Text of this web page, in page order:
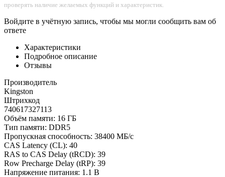
проверять наличие желаемых функций и характеристик.
Войдите в учётную запись, чтобы мы могли сообщить вам об
ответе
Характеристики
Подробное описание
Отзывы
Производитель
Kingston
Штрихкод
740617327113
Объём памяти: 16 ГБ
Тип памяти: DDR5
Пропускная способность: 38400 МБ/с
CAS Latency (CL): 40
RAS to CAS Delay (tRCD): 39
Row Precharge Delay (tRP): 39
Напряжение питания: 1.1 В